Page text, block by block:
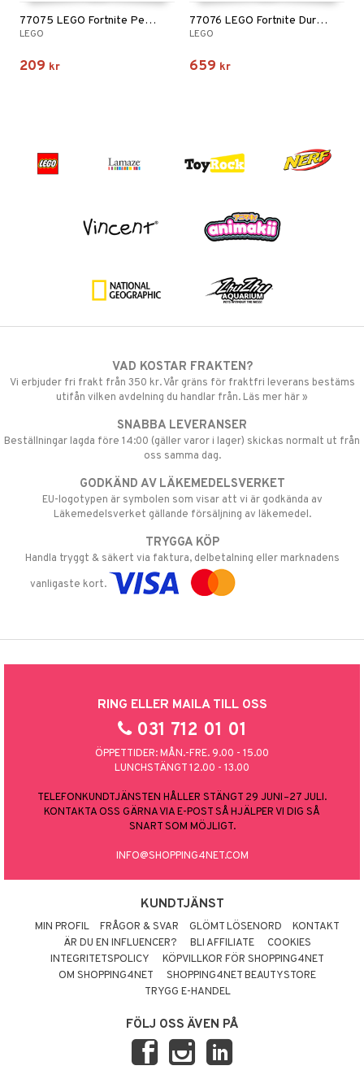
77075 LEGO Fortnite Peely & Sparkplugs Läger
LEGO
209 kr
77076 LEGO Fortnite Durrr Burgers Restaurang
LEGO
659 kr
VAD KOSTAR FRAKTEN?
Vi erbjuder fri frakt från 350 kr. Vår gräns för fraktfri leverans bestäms
utifån vilken avdelning du handlar från. Läs mer här »
SNABBA LEVERANSER
Beställningar lagda före 14:00 (gäller varor i lager) skickas normalt ut från
oss samma dag.
GODKÄND AV LÄKEMEDELSVERKET
EU-logotypen är symbolen som visar att vi är godkända av
Läkemedelsverket gällande försäljning av läkemedel.
TRYGGA KÖP
Handla tryggt & säkert via faktura, delbetalning eller marknadens
vanligaste kort.
RING ELLER MAILA TILL OSS
031 712 01 01
ÖPPETTIDER: MÅN.-FRE. 9.00 - 15.00
LUNCHSTÄNGT 12.00 - 13.00
TELEFONKUNDTJÄNSTEN HÅLLER STÄNGT 29 JUNI–27 JULI.
KONTAKTA OSS GÄRNA VIA E-POST SÅ HJÄLPER VI DIG SÅ
SNART SOM MÖJLIGT.
INFO@SHOPPING4NET.COM
KUNDTJÄNST
MIN PROFIL FRÅGOR & SVAR GLÖMT LÖSENORD
KONTAKT
ÄR DU EN INFLUENCER?
BLI AFFILIATE
COOKIES
INTEGRITETSPOLICY
KÖPVILLKOR FÖR SHOPPING4NET
OM SHOPPING4NET
SHOPPING4NET BEAUTYSTORE
TRYGG E-HANDEL
FÖLJ OSS ÄVEN PÅ